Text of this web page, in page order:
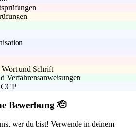
Wort und Schrift
Verfahrensanweisungen
Bewerbung 🫡
wer du bist! Verwende in deinem